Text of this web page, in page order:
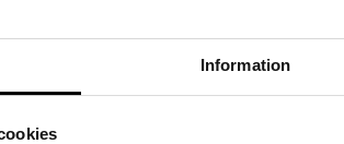
Information
kemikalier alkohol mm.
bl a allergier och det förstärker vitaminers